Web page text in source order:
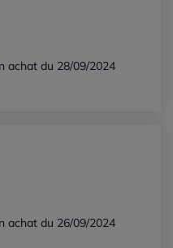
achat du 28/09/2024
achat du 26/09/2024